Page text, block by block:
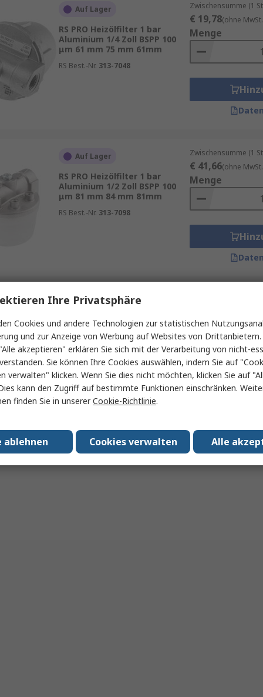
im Heizöl können die Verbrennungseffizienz Ihrer
und höheren Heizkosten.
können zu vorzeitigem Verschleiß von
Korrosion, was die Lebensdauer Ihrer Heizungsanlage
müssen Sie weniger Zeit und Geld für
und wiederverwendbare Filter. Einwegfilter
wiederverwendet werden können. Die Wahl des
regelmäßige Wartung entscheidend. Dies beinhaltet
Auf Lager
RS PRO Heizölfilter 1 bar
Aluminium 1/4 Zoll BSPP 100
μm 61 mm 75 mm 61mm
RS Best.-Nr. 313-7048
Zwischensumme (1
€ 19,78(ohne
Menge
Auf Lager
RS PRO Heizölfilter 1 bar
Aluminium 1/2 Zoll BSPP 100
μm 81 mm 84 mm 81mm
RS Best.-Nr. 313-7098
Zwischensumme (1
€ 41,66(ohne
Menge
Auf Lager
RS PRO Heizölfilter 2 bar
Aluminium 3/8 Zoll BSPP 100
μm 61 mm 75 mm 61mm
RS Best.-Nr.313-7060
Menge
Ihre Privatsphäre
Cookies und andere Technologien zur statistischen
und zur Anzeige von Werbung auf Websites von Drittanbietern.
akzeptieren" erklären Sie sich mit der Verarbeitung von nicht-
Sie können Ihre Cookies auswählen, indem Sie auf
verwalten" klicken. Wenn Sie dies nicht möchten, klicken Sie auf
kann den Zugriff auf bestimmte Funktionen einschränken.
finden Sie in unsererCookie-Richtlinie.
Alle
Cookies verwalten
ablehnen